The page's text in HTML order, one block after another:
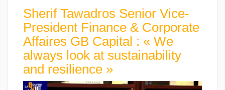
Sherif Tawadros Senior Vice-
President Finance & Corporate
Affaires GB Capital : « We
always look at sustainability
and resilience »